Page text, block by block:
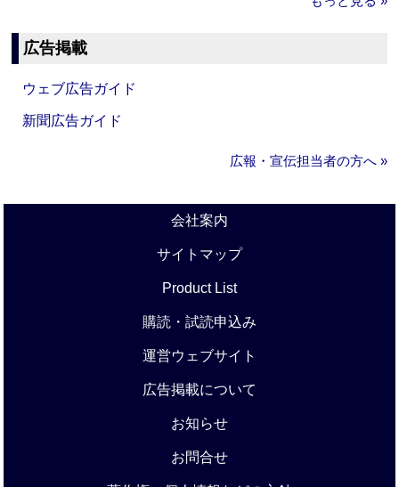
広告掲載
ウェブ広告ガイド
新聞広告ガイド
広報・宣伝担当者の方へ »
会社案内
サイトマップ
Product List
購読・試読申込み
運営ウェブサイト
広告掲載について
お知らせ
お問合せ